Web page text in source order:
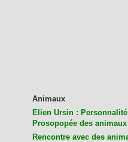
Animaux
Elien Ursin :
Prosopopée des animaux
Rencontre avec des